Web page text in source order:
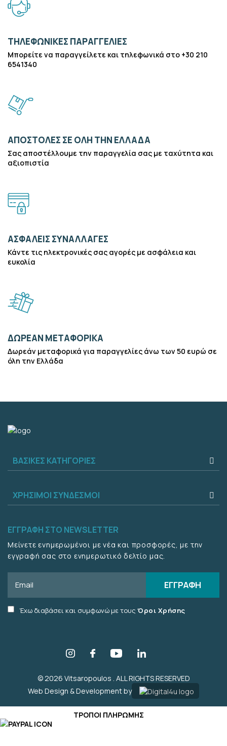
ΤΗΛΕΦΩΝΙΚΕΣ ΠΑΡΑΓΓΕΛΙΕΣ
Μπορείτε να παραγγείλετε και τηλεφωνικά στο +30 210
6541340
ΑΠΟΣΤΟΛΕΣ ΣΕ ΟΛΗ ΤΗΝ ΕΛΛΑΔΑ
Σας αποστέλλουμε την παραγγελία σας με ταχύτητα και
αξιοπιστία
ΑΣΦΑΛΕΙΣ ΣΥΝΑΛΛΑΓΕΣ
Κάντε τις ηλεκτρονικές σας αγορές με ασφάλεια και
ευκολία
ΔΩΡΕΑΝ ΜΕΤΑΦΟΡΙΚΑ
Δωρεάν μεταφορικά για παραγγελίες άνω των 50 ευρώ σε
όλη την Ελλάδα
ΒΑΣΙΚΕΣ ΚΑΤΗΓΟΡΙΕΣ
ΧΡΗΣΙΜΟΙ ΣΥΝΔΕΣΜΟΙ
ΕΓΓΡΑΦΗ ΣΤΟ NEWSLETTER
Μείνετε ενημερωμένοι με νέα και προσφορές, με την
εγγραφή σας στο ενημερωτικό δελτίο μας.
ΕΓΓΡΑΦΗ
AcceptΈχω διαβάσει και συμφωνώ με τους Όροι Χρήσης
© 2026 Vitsaropoulos . ALL RIGHTS RESERVED
Web Design & Development by
ΤΡΟΠΟΙ ΠΛΗΡΩΜΗΣ